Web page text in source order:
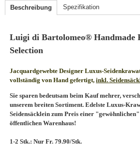
Beschreibung Spezifikation
Luigi di Bartolomeo® Handmade
Selection
Jacquardgewebte Designer Luxus-
vollständig von Hand gefertigt, inkl.
Sie sparen bedeutsam beim Kauf mehrer,
unserem breiten Sortiment. Edelste Luxus-
Seidensäcklein zum Preis einer
öffentlichen Warenhaus!
1-2 Stk.: Nur Fr. 79.90/Stk.